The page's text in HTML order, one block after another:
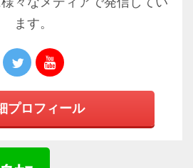
ます。
プロフィール